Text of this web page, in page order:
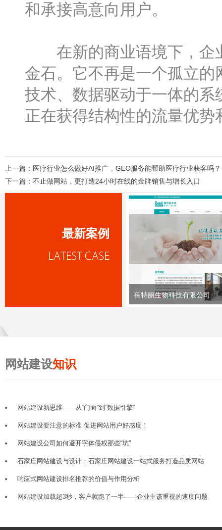
和承接高意向用户。
在新的商业语境下，企业
金石。它不再是一个孤立
技术、数据驱动于一体的
正在获得结构性的流量优
上一篇： 医疗行业怎么做好AI推广，GEO服务能帮助医疗行业获客吗？
下一篇： 不止做网站，更打造24小时在线的金牌销售与增长入口
最新案例
蓓特丽生物科技有限公司
网站建设知识
网站建设新思维——从“门面”到“数据引擎”
网站建设要注意的标准 促进网站用户好感度！
网站建设公司如何避开字体侵权那些“坑”
石家庄网站建设与设计：石家庄网站建设一站式服务打造品质网站
响应式网站建设排名推荐的价值与作用分析
网站建设加载超3秒，客户就跑了一半——企业主该重视的速度问题